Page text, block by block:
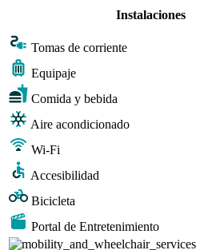
Instalaciones
Tomas de corriente
Equipaje
Comida y bebida
Aire acondicionado
Wi-Fi
Accesibilidad
Bicicleta
Portal de Entretenimiento